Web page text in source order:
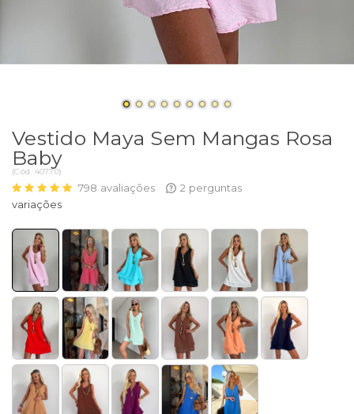
Vestido Maya Sem Mangas Rosa
Baby
(Cód. 40770)
798 avaliações 2 perguntas